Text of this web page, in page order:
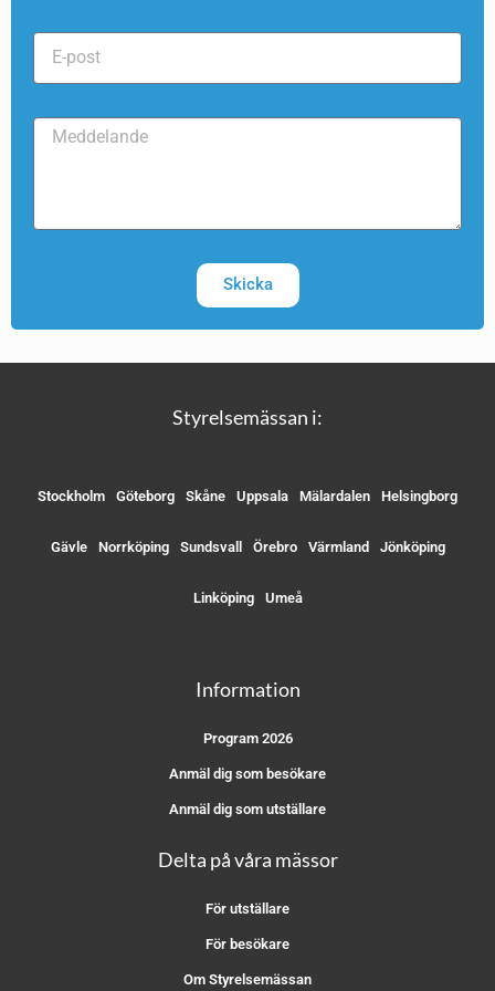
Skicka
Styrelsemässan i:
Stockholm Göteborg Skåne Uppsala Mälardalen Helsingborg
Gävle Norrköping Sundsvall Örebro Värmland Jönköping
Linköping Umeå
Information
Program 2026
Anmäl dig som besökare
Anmäl dig som utställare
Delta på våra mässor
För utställare
För besökare
Om Styrelsemässan